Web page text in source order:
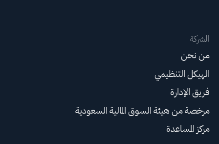
الشركة
من نحن
الهيكل التنظيمي
فريق الإدارة
مرخصة من هيئة السوق المالية السعودية
مركز المساعدة